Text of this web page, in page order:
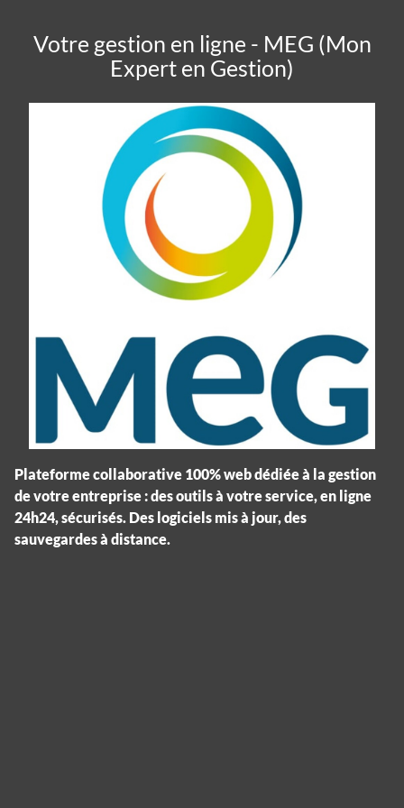
Votre gestion en ligne - MEG (Mon
Expert en Gestion)
Plateforme collaborative 100% web dédiée à la gestion
de votre entreprise : des outils à votre service, en ligne
24h24, sécurisés. Des logiciels mis à jour, des
sauvegardes à distance.